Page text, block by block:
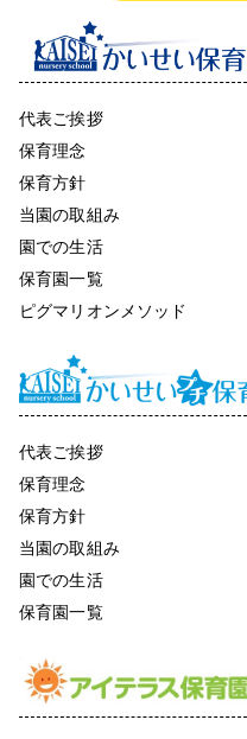
代表ご挨拶
保育理念
保育方針
当園の取組み
園での生活
保育園一覧
ピグマリオンメソッド
代表ご挨拶
保育理念
保育方針
当園の取組み
園での生活
保育園一覧